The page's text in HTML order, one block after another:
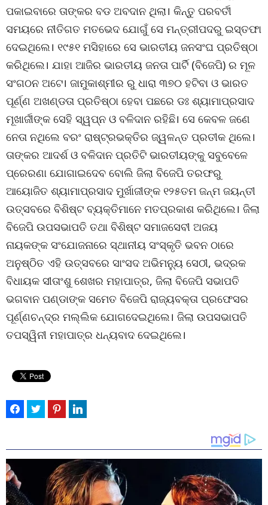
ପକାଇବାରେ ତାଙ୍କର ବଡ ଅବଦାନ ଥିଲା। କିନ୍ତୁ ପରବର୍ତୀ
ସମୟରେ ନୀତିଗତ ମତଭେଦ ଯୋଗୁଁ ସେ ମନ୍ତ୍ରୀପଦରୁ ଇସ୍ତଫା
ଦେଇଥିଲେ। ୧୯୫୧ ମସିହାରେ ସେ ଭାରତୀୟ ଜନସଂଘ ପ୍ରତିଷ୍ଠା
କରିଥିଲେ। ଯାହା ଆଜିର ଭାରତୀୟ ଜନତା ପାର୍ଟି (ବିଜେପି) ର ମୂଳ
ସଂଗଠନ ଅଟେ। ଜାମୁକାଶ୍ମୀର ରୁ ଧାରା ୩୭୦ ହଟିବା ଓ ଭାରତ
ପୂର୍ଣ୍ଣ ଅଖଣ୍ଡତା ପ୍ରତିଷ୍ଠା ହେବା ପଛରେ ଡଃ ଶ୍ୟାମାପ୍ରସାଦ
ମୂଖାର୍ଜୀଙ୍କ ସେହି ସ୍ୱପ୍ନ ଓ ବଳିଦାନ ରହିଛି। ସେ କେବଳ ଜଣେ
ନେତା ନଥିଲେ ବରଂ ରାଷ୍ଟ୍ରଭକ୍ତିର ଜ୍ୱଳନ୍ତ ପ୍ରତୀକ ଥିଲେ।
ତାଙ୍କର ଆଦର୍ଶ ଓ ବଳିଦାନ ପ୍ରତିଟି ଭାରତୀୟଙ୍କୁ ସବୁବେଳେ
ପ୍ରେରଣା ଯୋଗାଇଦେବ ବୋଲି ଜିଲା ବିଜେପି ତରଫରୁ
ଆୟୋଜିତ ଶ୍ୟାମାପ୍ରସାଦ ମୁର୍ଖାଜୀଙ୍କ ୧୨୫ତମ ଜନ୍ମ ଜୟନ୍ତୀ
ଉତ୍ସବରେ ବିଶିଷ୍ଟ ବ୍ୟକ୍ତିମାନେ ମତପ୍ରକାଶ କରିଥିଲେ। ଜିଲା
ବିଜେପି ଉପସଭାପତି ତଥା ବିଶିଷ୍ଟ ସମାଜସେବୀ ଅଜୟ
ନାୟକଙ୍କ ସଂଯୋଜନାରେ ସ୍ଥାନୀୟ ସଂସ୍କୃତି ଭବନ ଠାରେ
ଅନୁଷ୍ଠିତ ଏହି ଉତ୍ସବରେ ସାଂସଦ ଅଭିମନ୍ୟୁ ସେଠୀ, ଭଦ୍ରକ
ବିଧାୟକ ସୀତାଂଶୁ ଶେଖର ମହାପାତ୍ର, ଜିଲା ବିଜେପି ସଭାପତି
ଭଗବାନ ପଣ୍ଡାଙ୍କ ସମେତ ବିଜେପି ରାଜ୍ୟବକ୍ତା ପ୍ରଫେସର
ପୂର୍ଣ୍ଣଚନ୍ଦ୍ର ମଲ୍ଲିକ ଯୋଗଦେଇଥିଲେ। ଜିଲା ଉପସଭାପତି
ତପସ୍ୱିନୀ ମହାପାତ୍ର ଧନ୍ୟବାଦ ଦେଇଥିଲେ।